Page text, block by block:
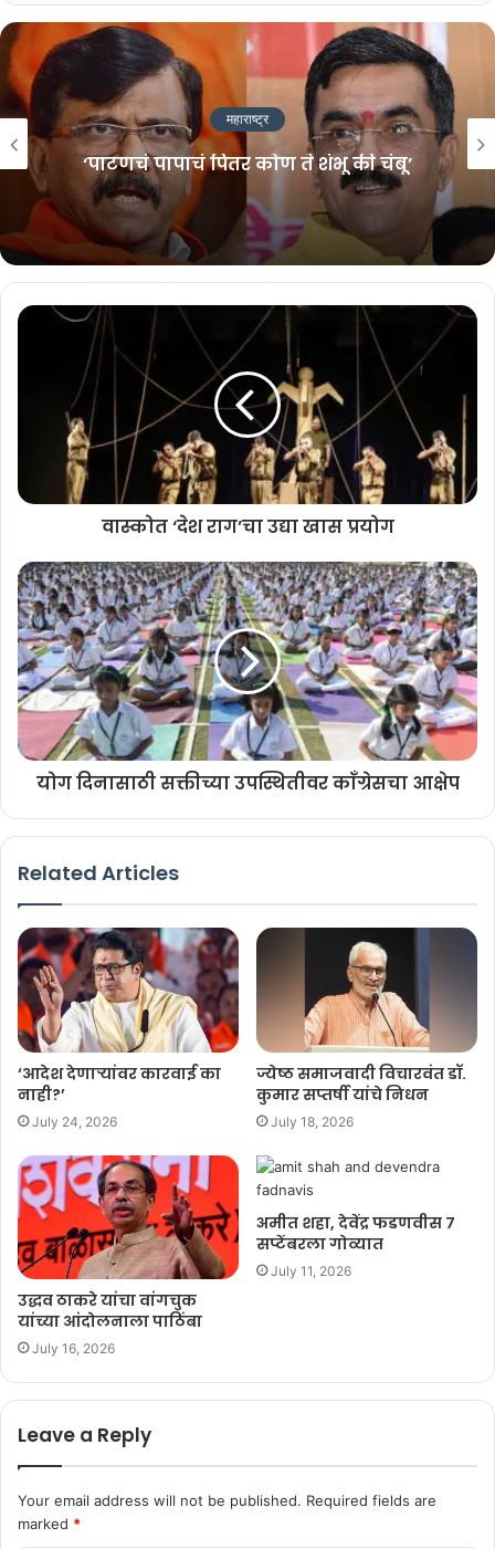
काय आहे प्रकरण?
३ जून २००६ रोजी पवनराजे निंबाळकर आणि त्यांचे चालक समद काझी हे मुंबईहून
धाराशिवकडे जात असताना नवी मुंबईतील कळंबोली परिसरात त्यांच्यावर गोळीबार
करण्यात आला. या हल्ल्यात दोघांचा मृत्यू झाला.
तपासादरम्यान पवनराजे यांचे चुलत बंधू आणि तत्कालीन प्रभावशाली नेते पद्मसिंह
पाटील यांच्यावर कट रचल्याचा आरोप करण्यात आला होता. सुरुवातीला स्थानिक
पोलिसांकडे असलेला तपास नंतर राज्य सीआयडीकडे आणि त्यानंतर केंद्रीय
अन्वेषण विभागाकडे (सीबीआय) वर्ग करण्यात आला.
दीर्घ न्यायालयीन लढा
सुनावणीदरम्यान १२० हून अधिक साक्षीदारांची साक्ष नोंदविण्यात आली. सामाजिक
कार्यकर्ते अण्णा हजारे यांचीही साक्ष या खटल्यात घेण्यात आली होती.
पवनराजे निंबाळकर यांचे पुत्र आणि सध्याचे खासदार ओमराजे निंबाळकर यांनीही
न्यायालयात साक्ष दिली होती. त्यांनी पवनराजे आणि पद्मसिंह पाटील यांच्यातील
राजकीय मतभेदांचा उल्लेख केला होता.
या निकालामुळे महाराष्ट्रातील विशेषतः धाराशिव जिल्ह्यातील राजकीय समीकरणांवर
जाणार का, याकडेही लक्ष लागले आहे.
महाराष्ट्र
‘पाटणचं पापाचं पितर कोण ते शंभू की चंबू’
वास्कोत ‘देश राग’चा उद्या खास प्रयोग
योग दिनासाठी सक्तीच्या उपस्थितीवर काँग्रेसचा आक्षेप
Related Articles
‘आदेश देणाऱ्यांवर कारवाई का
नाही?’
July 24, 2026
ज्येष्ठ समाजवादी विचारवंत डॉ.
कुमार सप्तर्षी यांचे निधन
July 18, 2026
उद्धव ठाकरे यांचा वांगचुक
यांच्या आंदोलनाला पाठिंबा
July 16, 2026
अमीत शहा, देवेंद्र फडणवीस ७
सप्टेंबरला गोव्यात
July 11, 2026
Leave a Reply
Your email address will not be published. Required fields are
marked *